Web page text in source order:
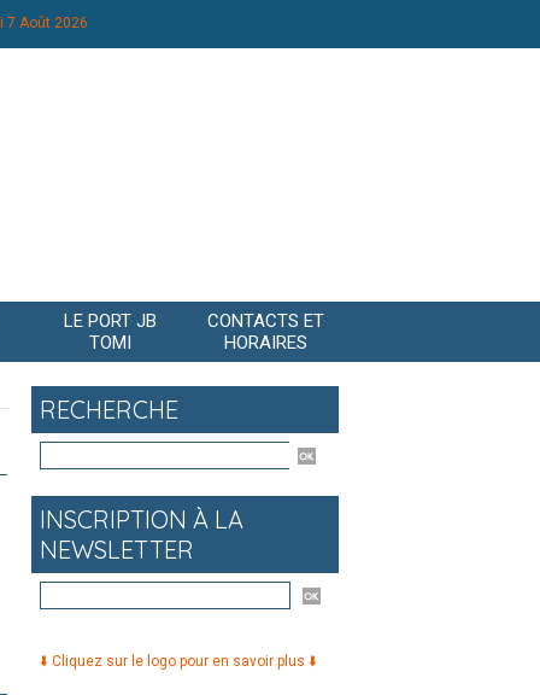
7 Août 2026
LE PORT JB
TOMI
CONTACTS ET
HORAIRES
RECHERCHE
INSCRIPTION À LA
NEWSLETTER
⬇️ Cliquez sur le logo pour en savoir plus ⬇️